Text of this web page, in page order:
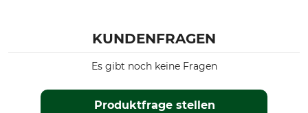
KUNDENFRAGEN
Produktfrage stellen
Es gibt noch keine Fragen